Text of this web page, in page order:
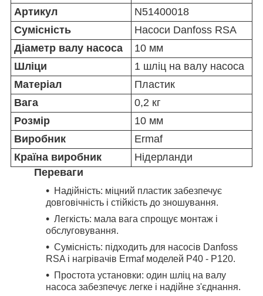
Артикул
N51400018
Сумісність
Насоси Danfoss RSA
Діаметр валу насоса
10 мм
Шліци
1 шліц на валу насоса
Матеріал
Пластик
Вага
0,2 кг
Розмір
10 мм
Виробник
Ermaf
Країна виробник
Нідерланди
Переваги
Надійність: міцний пластик забезпечує
довговічність і стійкість до зношування.
Легкість: мала вага спрощує монтаж і
обслуговування.
Сумісність: підходить для насосів Danfoss
RSA і нагрівачів Ermaf моделей P40 - P120.
Простота установки: один шліц на валу
насоса забезпечує легке і надійне з'єднання.